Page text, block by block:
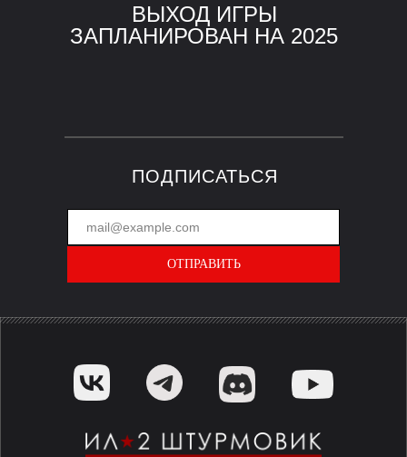
ОТПРАВИТЬ
ВЫХОД ИГРЫ
ЗАПЛАНИРОВАН НА 2025
ПОДПИСАТЬСЯ